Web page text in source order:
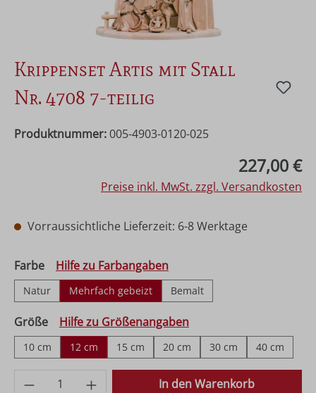
Krippenset Artis mit Stall
Nr. 4708 7-teilig
Produktnummer: 005-4903-0120-025
227,00 €
Preise inkl. MwSt. zzgl. Versandkosten
Vorraussichtliche Lieferzeit: 6-8 Werktage
Farbeauswählen
Hilfe zu Farbangaben
Natur Mehrfach gebeizt Bemalt
Größeauswählen
Hilfe zu Größenangaben
10 cm 12 cm 15 cm 20 cm 30 cm 40 cm
Produkt Anzahl: Gib den gewünschten
In den Warenkorb